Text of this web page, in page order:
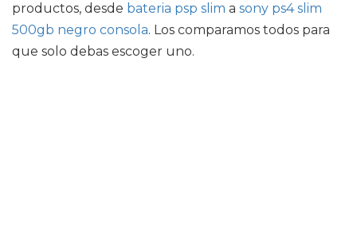
productos, desde bateria psp slim a sony ps4 slim
500gb negro consola. Los comparamos todos para
que solo debas escoger uno.